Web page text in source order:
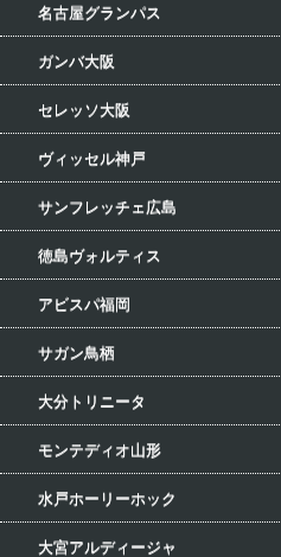
名古屋グランパス
ガンバ大阪
セレッソ大阪
ヴィッセル神戸
サンフレッチェ広島
徳島ヴォルティス
アビスパ福岡
サガン鳥栖
大分トリニータ
モンテディオ山形
水戸ホーリーホック
大宮アルディージャ